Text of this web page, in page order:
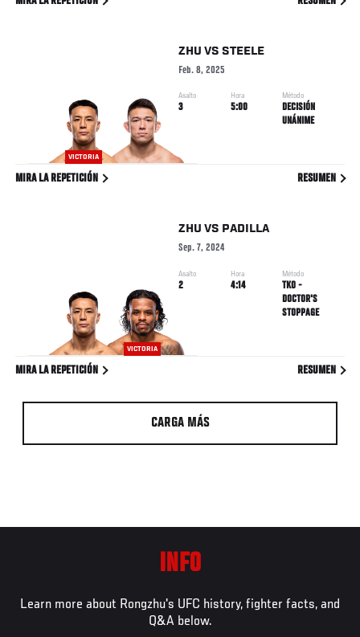
VICTORIA
ZHU VS STEELE
Feb. 8, 2025
Asalto
3
Hora
5:00
Método
DECISIÓN
UNÁNIME
MIRA LA REPETICIÓN RESUMEN
VICTORIA
ZHU VS PADILLA
Sep. 7, 2024
Asalto
2
Hora
4:14
Método
TKO -
DOCTOR'S
STOPPAGE
MIRA LA REPETICIÓN RESUMEN
CARGA MÁS
INFO
Learn more about Rongzhu's UFC history, fighter facts, and
Q&A below.